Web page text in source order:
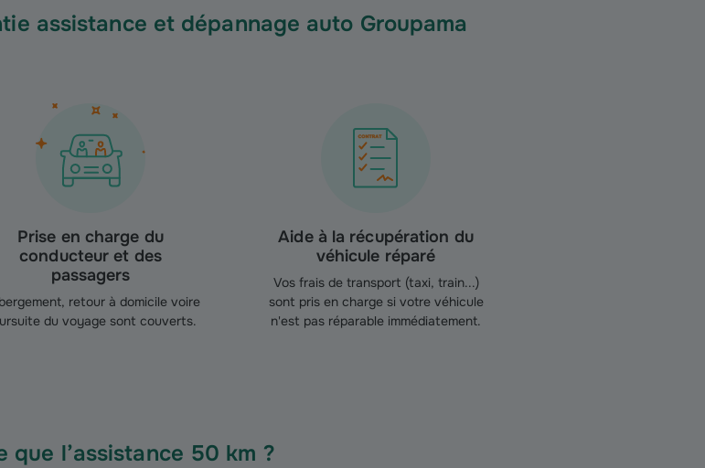
assistance et dépannage auto Groupama
Prise en charge du
conducteur et des
passagers
retour à domicile voire
du voyage sont couverts.
Aide à la récupération du
véhicule réparé
Vos frais de transport (taxi, train...)
sont pris en charge si votre véhicule
n'est pas réparable immédiatement.
que l’assistance 50 km ?